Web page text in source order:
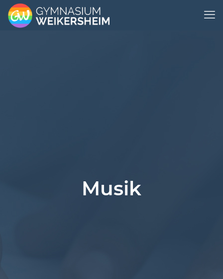
Musik